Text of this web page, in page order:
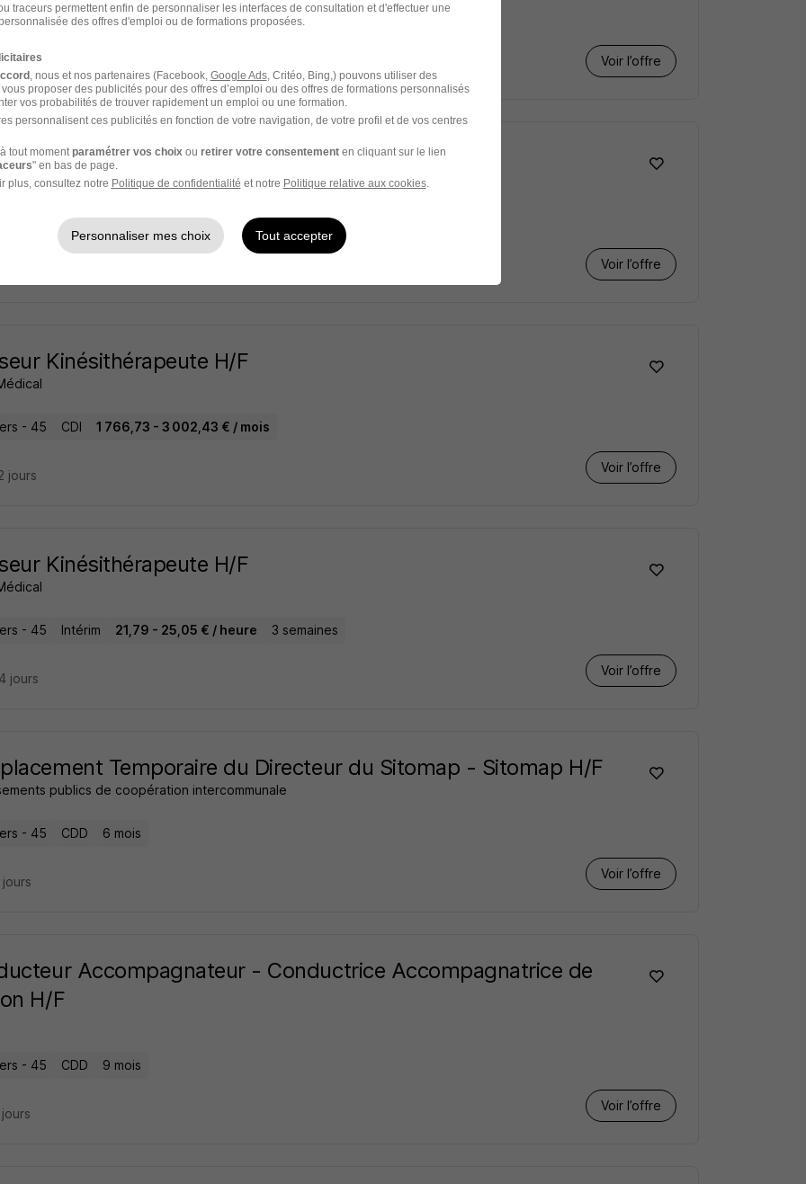
- 45 Alternance 12,31 € / heure
Voir l’offre
jours
de H/F
CDI
Voir l’offre
Kinésithérapeute H/F
- 45 CDI 1 766,73 - 3 002,43 € / mois
Voir l’offre
jours
Kinésithérapeute H/F
- 45 Intérim 21,79 - 25,05 € / heure 3 semaines
Voir l’offre
jours
Temporaire du Directeur du Sitomap - Sitomap H/F
publics de coopération intercommunale
- 45 CDD 6 mois
Voir l’offre
Accompagnateur - Conductrice Accompagnatrice de
H/F
- 45 CDD 9 mois
Voir l’offre
traceurs permettent enfin de personnaliser les interfaces de consultation et d'effectuer une
des offres d'emploi ou de formations proposées.
, nous et nos partenaires (Facebook, Google Ads, Critéo, Bing,) pouvons utiliser des
proposer des publicités pour des offres d’emploi ou des offres de formations personnalisés
vos probabilités de trouver rapidement un emploi ou une formation.
personnalisent ces publicités en fonction de votre navigation, de votre profil et de vos centres
tout moment paramétrer vos choix ou retirer votre consentementen cliquant sur le lien
" en bas de page.
plus, consultez notre Politique de confidentialité et notre Politique relative aux cookies.
Personnaliser mes choix Tout accepter